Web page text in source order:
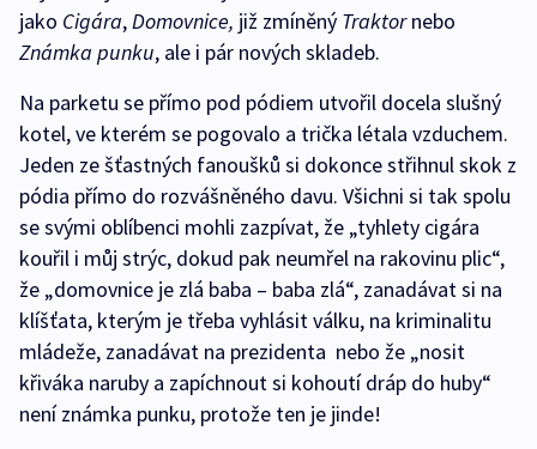
jako Cigára,Domovnice, již zmíněný Traktornebo
Známka punku, ale i pár nových skladeb.
Na parketu se přímo pod pódiem utvořil docela slušný
kotel, ve kterém se pogovalo a trička létala vzduchem.
Jeden ze šťastných fanoušků si dokonce střihnul skok z
pódia přímo do rozvášněného davu. Všichni si tak spolu
se svými oblíbenci mohli zazpívat, že „tyhlety cigára
kouřil i můj strýc, dokud pak neumřel na rakovinu plic“,
že „domovnice je zlá baba – baba zlá“, zanadávat si na
klíšťata, kterým je třeba vyhlásit válku, na kriminalitu
mládeže, zanadávat na prezidenta nebo že „nosit
křiváka naruby a zapíchnout si kohoutí dráp do huby“
není známka punku, protože ten je jinde!